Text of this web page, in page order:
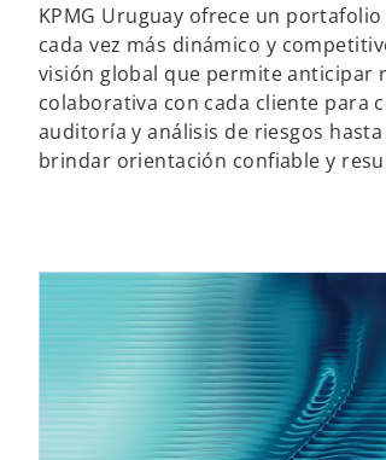
KPMG Uruguay ofrece un
cada vez más dinámico y
visión global que permite anticipar
colaborativa con cada cliente para
auditoría y análisis de riesgos
brindar orientación confiable y